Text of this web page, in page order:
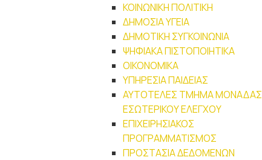
ΚΟΙΝΩΝΙΚΗ ΠΟΛΙΤΙΚΗ
ΔΗΜΟΣΙΑ ΥΓΕΙΑ
ΔΗΜΟΤΙΚΗ ΣΥΓΚΟΙΝΩΝΙΑ
ΨΗΦΙΑΚΑ ΠΙΣΤΟΠΟΙΗΤΙΚΑ
ΟΙΚΟΝΟΜΙΚΑ
ΥΠΗΡΕΣΙΑ ΠΑΙΔΕΙΑΣ
ΑΥΤΟΤΕΛΕΣ ΤΜΗΜΑ ΜΟΝΑΔΑΣ
ΕΣΩΤΕΡΙΚΟΥ ΕΛΕΓΧΟΥ
ΕΠΙΧΕΙΡΗΣΙΑΚΟΣ
ΠΡΟΓΡΑΜΜΑΤΙΣΜΟΣ
ΠΡΟΣΤΑΣΙΑ ΔΕΔΟΜΕΝΩΝ